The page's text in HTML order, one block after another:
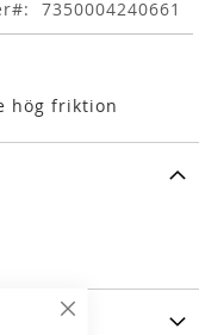
7350004240661
hög friktion